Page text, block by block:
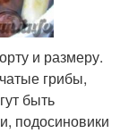
и размеру.
грибы,
быть
подосиновики